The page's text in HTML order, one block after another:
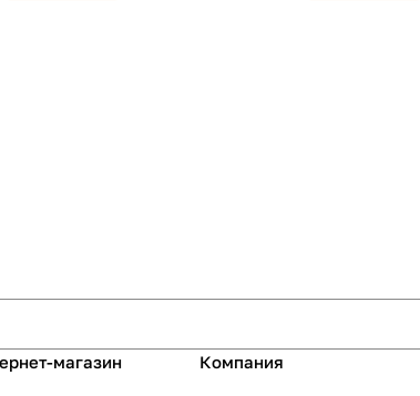
магазин Компания